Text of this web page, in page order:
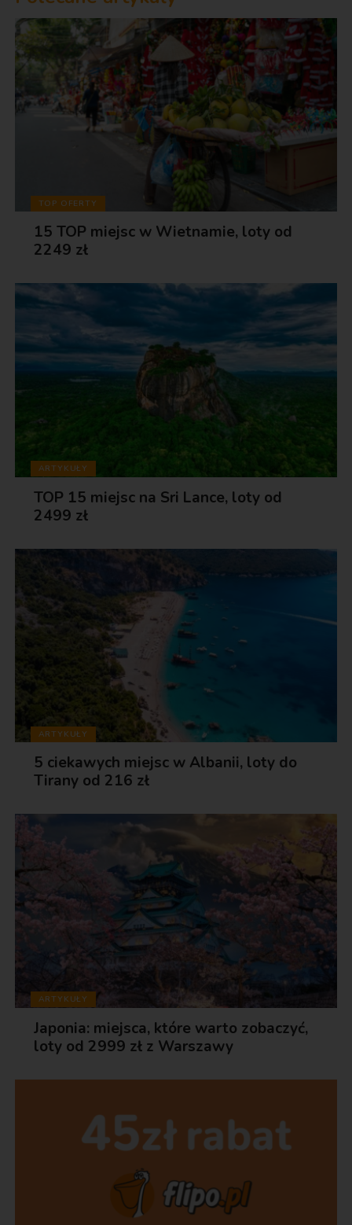
TOP OFERTY
15 TOP miejsc w Wietnamie, loty od
2249 zł
ARTYKUŁY
TOP 15 miejsc na Sri Lance, loty od
2499 zł
ARTYKUŁY
5 ciekawych miejsc w Albanii, loty do
Tirany od 216 zł
ARTYKUŁY
Japonia: miejsca, które warto zobaczyć,
loty od 2999 zł z Warszawy